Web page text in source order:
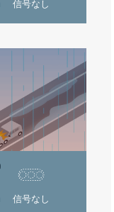
信号なし
信号なし